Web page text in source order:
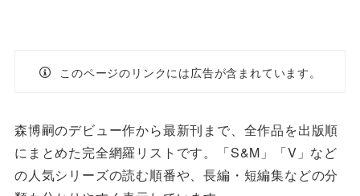
このページのリンクには広告が含まれています。
森博嗣のデビュー作から最新刊まで、全作品を出版順
にまとめた完全網羅リストです。「S&M」「V」など
の人気シリーズの読む順番や、長編・短編集などの分